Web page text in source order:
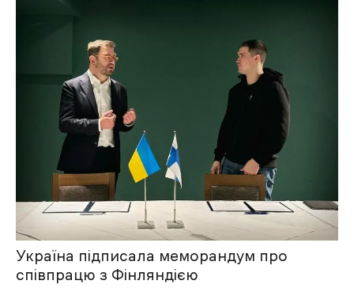
Україна підписала меморандум про
співпрацю з Фінляндією